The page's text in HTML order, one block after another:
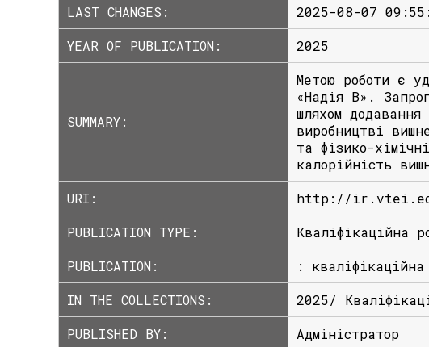
LAST CHANGES:
2025-08-07
YEAR OF PUBLICATION:
2025
SUMMARY:
Метою роботи є
«Надія В».
шляхом
виробництві
та фізико-
калорійність
URI:
http://
PUBLICATION TYPE:
Кваліфікаційна
PUBLICATION:
:
IN THE COLLECTIONS:
2025/
PUBLISHED BY:
Адміністратор